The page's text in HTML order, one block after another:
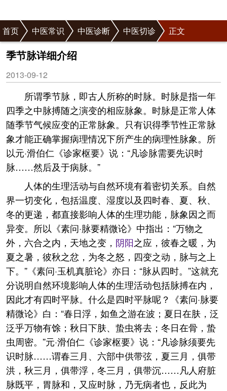
首页 中医常识 中医诊断 中医切诊 正文
季节脉详细介绍
2013-09-12
所谓季节脉，即古人所称的时脉。时脉是指一年
四季之中脉搏随之演变的相应脉象。时脉是正常人体
随季节气候应变的正常脉象。只有识得季节性正常脉
象才能正确掌握病理情况下所产生的病理性脉象。所
以元·滑伯仁《诊家枢要》说：“凡诊脉需要先识时
脉……然后及于病脉。”
人体的生理活动与自然环境有着密切关系。自然
界一切变化，包括温度、湿度以及四时春、夏、秋、
冬的更递，都直接影响人体的生理功能，脉象因之而
异变。所以《素问·脉要精微论》中指出：“万物之
外，六合之内，天地之变， 阴阳之应，彼春之暖，为
夏之暑，彼秋之忿，为冬之怒，四变之动，脉与之上
下。”《素问·玉机真脏论》亦日：“脉从四时。”这就充
分说明自然环境影响人体的生理活动包括脉搏在内，
因此才有四时平脉。什么是四时平脉呢？《素问·脉要
精微论》白：“春日浮，如鱼之游在波；夏日在肤，泛
泛乎万物有馀；秋日下肤、蛰虫将去；冬日在骨，蛰
虫周密。”元·滑伯仁《诊家枢要》说：“凡诊脉须要先
识时脉……谓春三月、六部中供带弦，夏三月，俱带
洪，秋三月，俱带浮，冬三月，俱带沉……凡人府脏
脉既平，胃脉和，又应时脉，乃无病者也，反此为